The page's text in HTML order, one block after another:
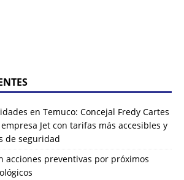
en Temuco: Concejal Fredy Cartes
Jet con tarifas más accesibles y
de seguridad
acciones preventivas por próximos